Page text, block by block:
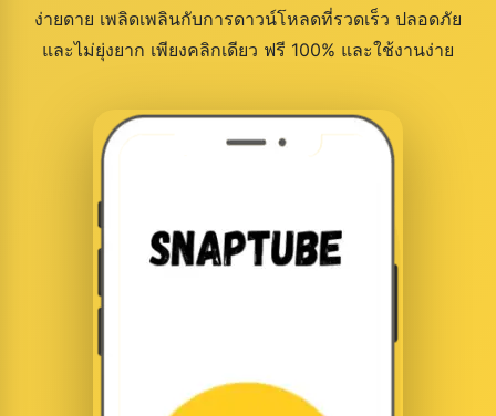
ง่ายดาย เพลิดเพลินกับการดาวน์โหลดที่รวดเร็ว ปลอดภัย
และไม่ยุ่งยาก เพียงคลิกเดียว ฟรี 100% และใช้งานง่าย